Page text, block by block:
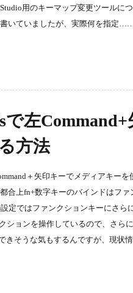
用のキーマップ変更ツールに
いていましたが、実際何を指定
で左
方法
＋矢印キーでメディアキー
合上fn+数字キーのバインドはフ
定ではファンクションキーにさ
ションを操作しているので、さら
きそうな気もするんですが、現